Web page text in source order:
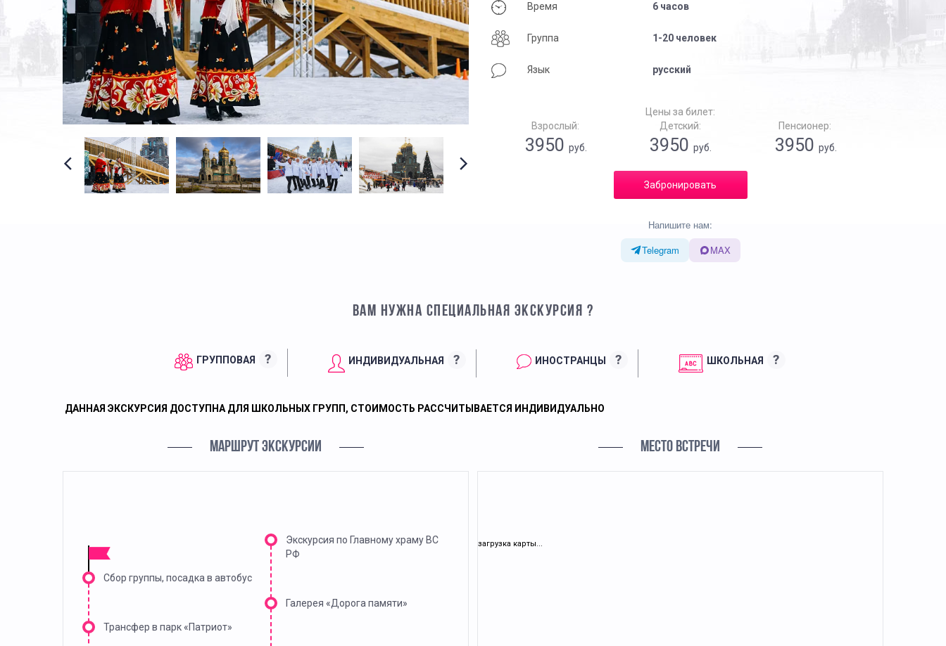
Время 6 часов
Группа 1-20 человек
Язык русский
Цены за билет:
Взрослый:
3950руб.
Детский:
3950руб.
Пенсионер:
3950 руб.
Забронировать
Напишите нам:
Telegram
MAX
ВАМ НУЖНА СПЕЦИАЛЬНАЯ ЭКСКУРСИЯ ?
ГРУППОВАЯ ? ИНДИВИДУАЛЬНАЯ ? ИНОСТРАНЦЫ ? ШКОЛЬНАЯ ?
ДАННАЯ ЭКСКУРСИЯ ДОСТУПНА ДЛЯ ШКОЛЬНЫХ ГРУПП, СТОИМОСТЬ РАССЧИТЫВАЕТСЯ ИНДИВИДУАЛЬНО
МАРШРУТ ЭКСКУРСИИ
Сбор группы, посадка в автобус
Трансфер в парк «Патриот»
Экскурсия по Главному храму ВС
РФ
Галерея «Дорога памяти»
МЕСТО ВСТРЕЧИ
загрузка карты...